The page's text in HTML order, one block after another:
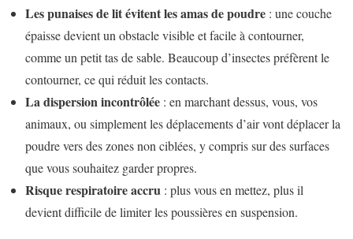
Les punaises de lit évitent les amas de poudre : une couche
épaisse devient un obstacle visible et facile à contourner,
comme un petit tas de sable. Beaucoup d’insectes préfèrent le
contourner, ce qui réduit les contacts.
La dispersion incontrôlée : en marchant dessus, vous, vos
animaux, ou simplement les déplacements d’air vont déplacer la
poudre vers des zones non ciblées, y compris sur des surfaces
que vous souhaitez garder propres.
Risque respiratoire accru : plus vous en mettez, plus il
devient difficile de limiter les poussières en suspension.